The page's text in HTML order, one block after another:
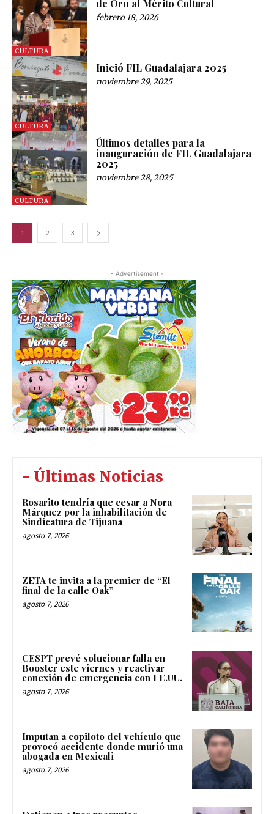
CULTURA
de Oro al Mérito Cultural
febrero 18, 2026
CULTURA
Inició FIL Guadalajara 2025
noviembre 29, 2025
CULTURA
Últimos detalles para la
inauguración de FIL Guadalajara
2025
noviembre 28, 2025
1 2 3
- Advertisement -
- Últimas Noticias
Rosarito tendría que cesar a Nora
Márquez por la inhabilitación de
Sindicatura de Tijuana
agosto 7, 2026
ZETA te invita a la premier de “El
final de la calle Oak”
agosto 7, 2026
CESPT prevé solucionar falla en
Booster este viernes y reactivar
conexión de emergencia con EE.UU.
agosto 7, 2026
Imputan a copiloto del vehículo que
provocó accidente donde murió una
abogada en Mexicali
agosto 7, 2026